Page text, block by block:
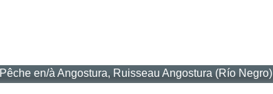
Pêche en/à Angostura, Ruisseau Angostura (Río Negro)